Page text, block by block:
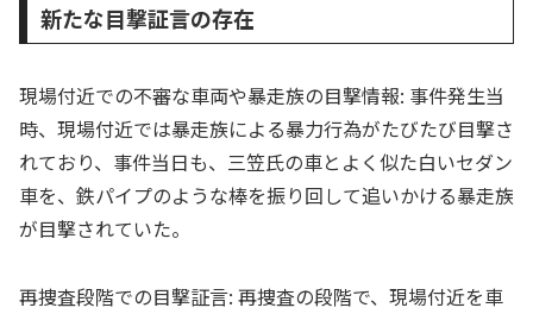
新たな目撃証言の存在
現場付近での不審な車両や暴走族の目撃情報: 事件発生当
時、現場付近では暴走族による暴力行為がたびたび目撃さ
れており、事件当日も、三笠氏の車とよく似た白いセダン
車を、鉄パイプのような棒を振り回して追いかける暴走族
が目撃されていた。
再捜査段階での目撃証言: 再捜査の段階で、現場付近を車